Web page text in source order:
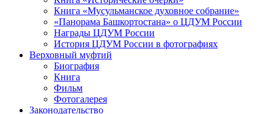
Книга «Мусульманское духовное собрание»
«Панорама Башкортостана» о ЦДУМ России
Награды ЦДУМ России
История ЦДУМ России в фотографиях
Верховный муфтий
Биография
Книга
Фильм
Фотогалерея
Законодательство